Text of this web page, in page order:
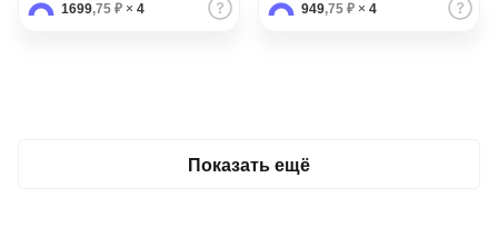
1699,75 ₽ × 4 949,75 ₽ × 4
Показать ещё